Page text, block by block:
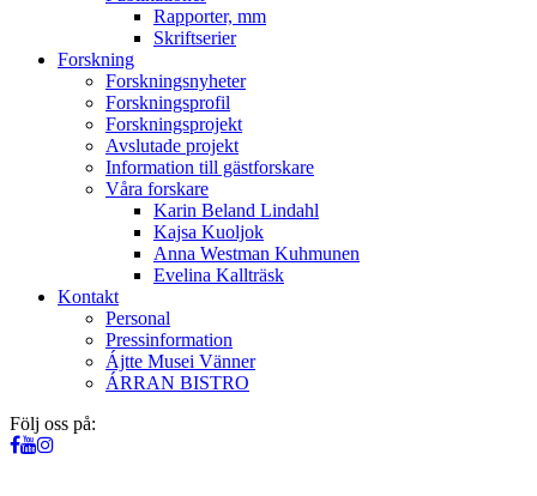
Rapporter, mm
Skriftserier
Forskning
Forskningsnyheter
Forskningsprofil
Forskningsprojekt
Avslutade projekt
Information till gästforskare
Våra forskare
Karin Beland Lindahl
Kajsa Kuoljok
Anna Westman Kuhmunen
Evelina Kallträsk
Kontakt
Personal
Pressinformation
Ájtte Musei Vänner
ÁRRAN BISTRO
Följ oss på: